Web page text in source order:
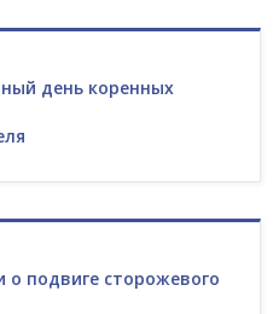
день коренных
о подвиге сторожевого